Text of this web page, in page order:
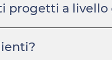
progetti a livello